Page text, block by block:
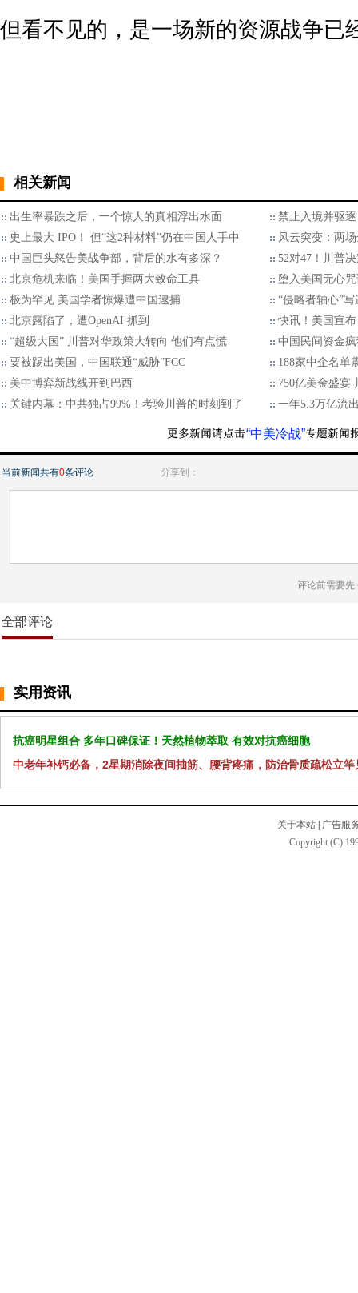
但看不见的，是一场新的资源战争已
相关新闻
出生率暴跌之后，一个惊人的真相浮出水面
禁止入境并驱
史上最大 IPO！ 但“这2种材料”仍在中国人手中
风云突变：两
中国巨头怒告美战争部，背后的水有多深？
52对47！川普
北京危机来临！美国手握两大致命工具
堕入美国无心
极为罕见 美国学者惊爆遭中国逮捕
“侵略者轴心”
北京露陷了，遭OpenAI 抓到
快讯！美国宣
“超级大国” 川普对华政策大转向 他们有点慌
中国民间资金
要被踢出美国，中国联通“威胁”FCC
188家中企名单
美中博弈新战线开到巴西
750亿美金盛宴
关键内幕：中共独占99%！考验川普的时刻到了
一年5.3万亿流
“中美冷战”
当前新闻共有0条评论 分享到：
评论前需要先
全部评论
实用资讯
抗癌明星组合 多年口碑保证！天然植物萃取 有效对抗癌细胞
中老年补钙必备，2星期消除夜间抽筋、腰背疼痛，防治骨质疏松立竿
关于本站
广告服
Copyright (C)